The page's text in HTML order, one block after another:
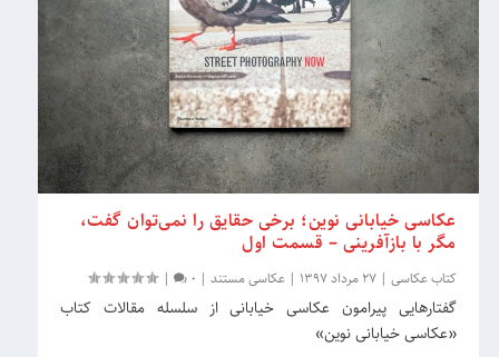
عکاسی خیابانی نوین؛ برخی حقایق را نمی‌توان گفت،
مگر با بازآفرینی – قسمت اول
کتاب عکاسی |27 مرداد 1397 |عکاسی مستند |
0
|
گفتارهایی پیرامون عکاسی خیابانی از سلسله مقالات کتاب
«عکاسی خیابانی نوین»